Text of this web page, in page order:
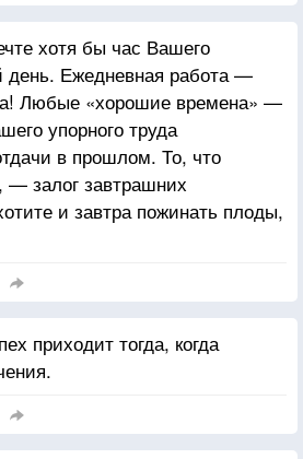
хотя бы час Вашего
день. Ежедневная работа —
Любые «хорошие времена» —
упорного труда
в прошлом. То, что
— залог завтрашних
и завтра пожинать плоды,
день! Если вы хоть на минуту
приходит тогда, когда